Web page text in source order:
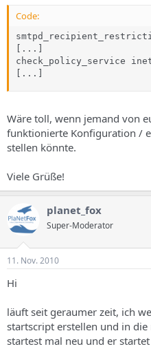
Code:
[...]
check_policy_service
[...]
Wäre toll, wenn jemand von
funktionierte Konfiguration /
stellen könnte.
Viele Grüße!
planet_fox
Super-Moderator
11. Nov. 2010
Hi
läuft seit geraumer zeit, ich
startscript erstellen und in
startest mal neu und er